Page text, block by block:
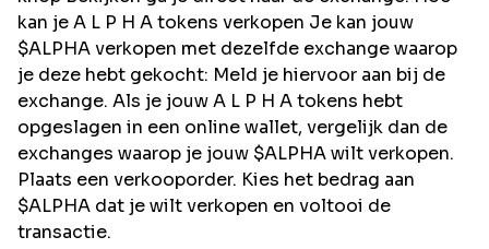
kan je A L P H A tokens verkopen Je kan jouw
$ALPHA verkopen met dezelfde exchange waarop
je deze hebt gekocht: Meld je hiervoor aan bij de
exchange. Als je jouw A L P H A tokens hebt
opgeslagen in een online wallet, vergelijk dan de
exchanges waarop je jouw $ALPHA wilt verkopen.
Plaats een verkooporder. Kies het bedrag aan
$ALPHA dat je wilt verkopen en voltooi de
transactie.